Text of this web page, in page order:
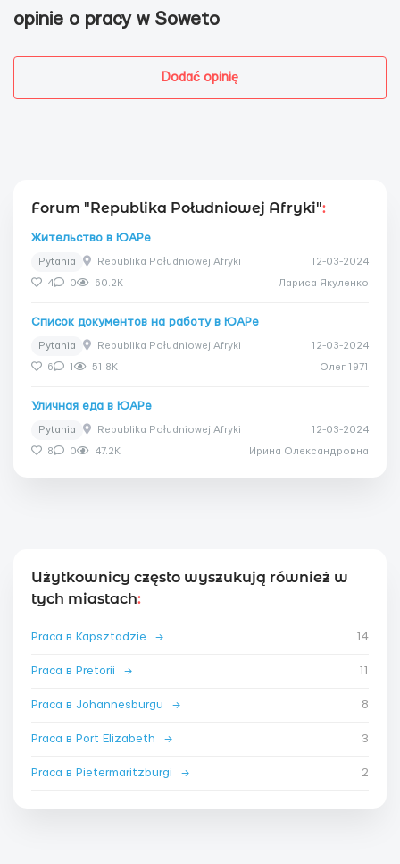
opinie o pracy w Soweto
Dodać opinię
Forum "Republika Południowej Afryki":
Жительство в ЮАРе
Pytania Republika Południowej Afryki 12-03-2024
4 0 60.2K Лариса Якуленко
Список документов на работу в ЮАРе
Pytania Republika Południowej Afryki 12-03-2024
6 1 51.8K Олег 1971
Уличная еда в ЮАРе
Pytania Republika Południowej Afryki 12-03-2024
8 0 47.2K Ирина Олександровна
Użytkownicy często wyszukują również w
tych miastach:
Praca в Kapsztadzie → 14
Praca в Pretorii → 11
Praca в Johannesburgu → 8
Praca в Port Elizabeth → 3
Praca в Pietermaritzburgі → 2